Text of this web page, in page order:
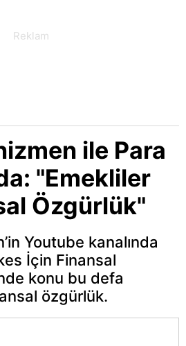
ile Para
"Emekliler
Özgürlük"
Youtube kanalında
İçin Finansal
konu bu defa
özgürlük.